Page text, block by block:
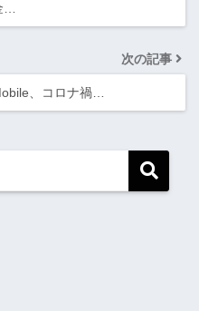
…
次の記事
、コロナ禍…